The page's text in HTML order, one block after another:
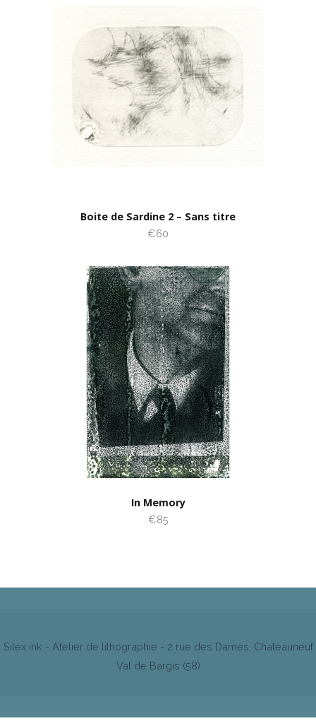
Boite de Sardine 2 – Sans titre
€60
In Memory
€85
Silex ink - Atelier de lithographie - 2 rue des Dames, Chateauneuf
Val de Bargis (58)